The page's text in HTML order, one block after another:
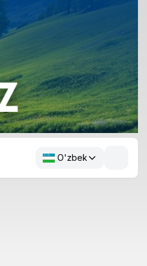
O'zbek